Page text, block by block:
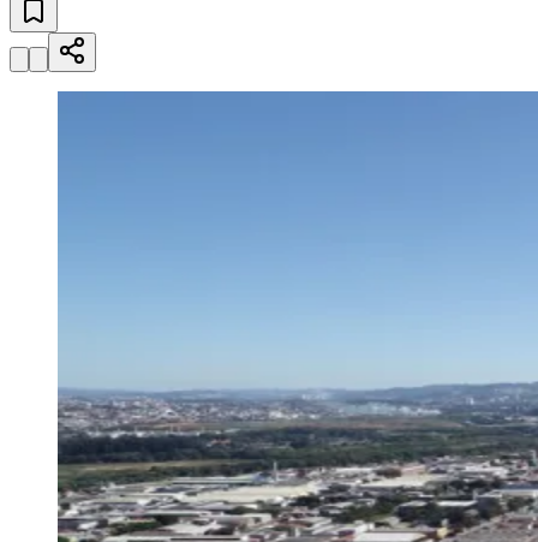
MutingaJardim Paraíso
LuísJardim São Pedro
TupãJardim Tupanci
CamargosParque ImperialParque Santa LuziaParque VianaPirapora
Segurança Regional
Hospitais Estaduais
Parques & Represas
Cidades da Região
Santana de ParnaíbaOsascoCarapicuíbaJandiraItapeviCotiaPirapora
do Bom JesusAraçariguamaCajamarCaieirasFranco da